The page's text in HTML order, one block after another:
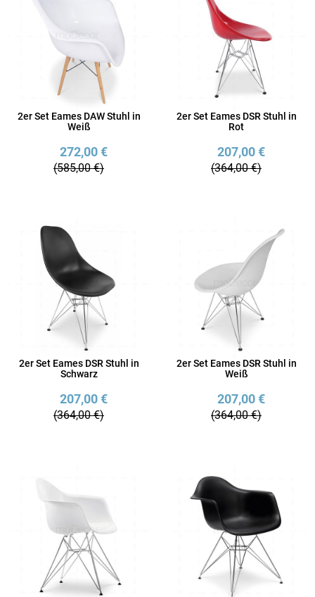
2er Set Eames DAW Stuhl in
Weiß
272,00 €
(585,00 €)
2er Set Eames DSR Stuhl in
Rot
207,00 €
(364,00 €)
2er Set Eames DSR Stuhl in
Schwarz
207,00 €
(364,00 €)
2er Set Eames DSR Stuhl in
Weiß
207,00 €
(364,00 €)